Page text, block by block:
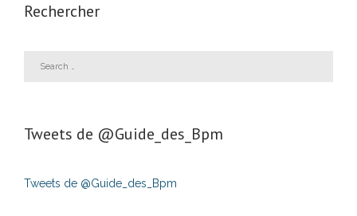
Rechercher
Tweets de ‎@Guide_des_Bpm
Tweets de @Guide_des_Bpm